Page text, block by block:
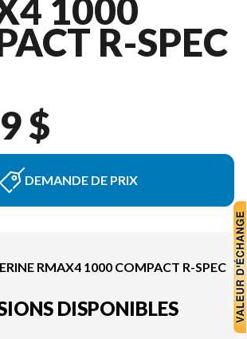
1000
R-SPEC
$
DEMANDE DE PRIX
RMAX4 1000 COMPACT R-SPEC
DISPONIBLES